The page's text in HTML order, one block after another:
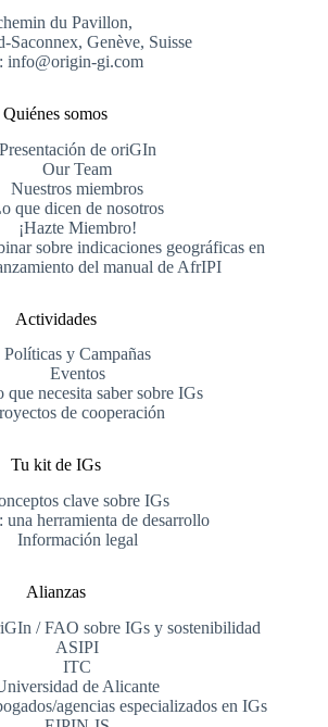
du Pavillon,
Saconnex, Genève, Suisse
info@origin-gi.com
Quiénes somos
Presentación de oriGIn
Our Team
Nuestros miembros
que dicen de nosotros
¡Hazte Miembro!
sobre indicaciones geográficas en
del manual de AfrIPI
Actividades
Políticas y Campañas
Eventos
que necesita saber sobre IGs
de cooperación
Tu kit de IGs
clave sobre IGs
una herramienta de desarrollo
Información legal
Alianzas
/ FAO sobre IGs y sostenibilidad
ASIPI
ITC
de Alicante
agencias especializados en IGs